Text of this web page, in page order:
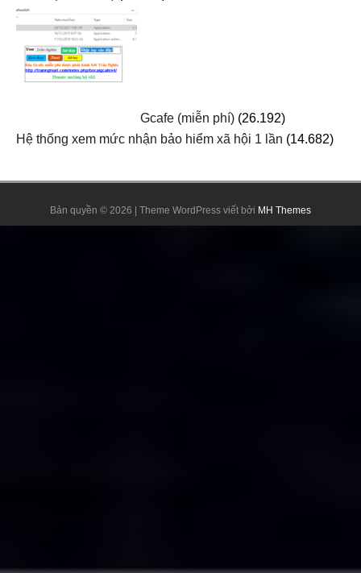
Gcafe (miễn phí) (26.192)
Hệ thống xem mức nhận bảo hiểm xã hội 1 lần (14.682)
Bản quyền © 2026 | Theme WordPress viết bởi MH Themes